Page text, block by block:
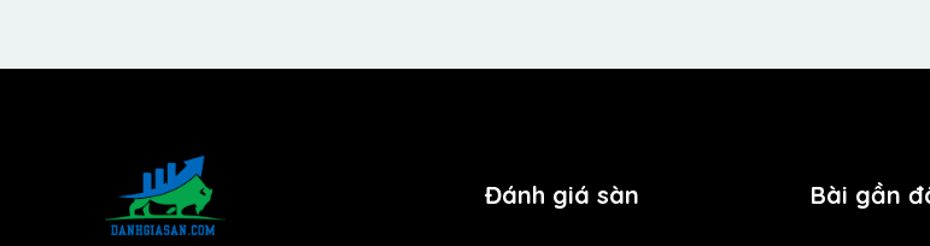
Đánh giá sàn Bài gần